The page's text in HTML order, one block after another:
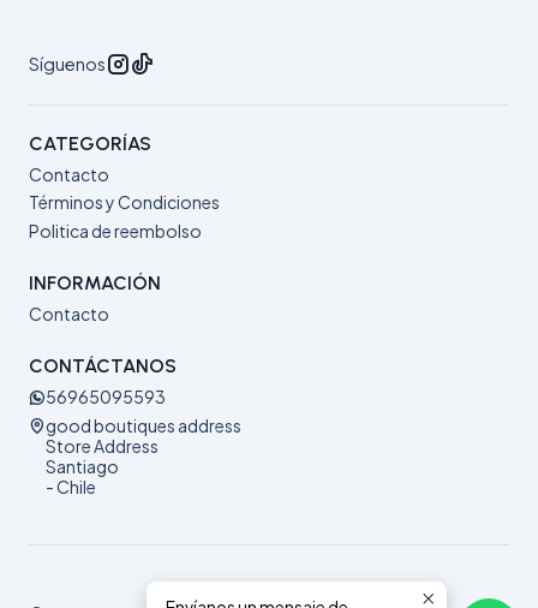
Síguenos
CATEGORÍAS
Contacto
Términos y Condiciones
Politica de reembolso
INFORMACIÓN
Contacto
CONTÁCTANOS
56965095593
good boutiques address
Store Address
Santiago
- Chile